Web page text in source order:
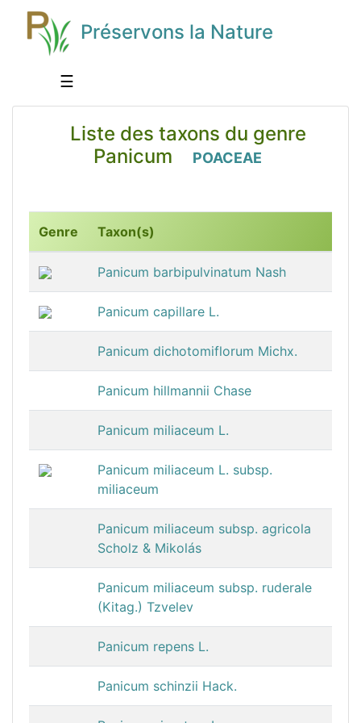
Préservons la Nature
☰
Liste des taxons du genre
Panicum
POACEAE
Genre Taxon(s)
Panicum barbipulvinatum Nash
Panicum capillare L.
Panicum dichotomiflorum Michx.
Panicum hillmannii Chase
Panicum miliaceum L.
Panicum miliaceum L. subsp.
miliaceum
Panicum miliaceum subsp. agricola
Scholz & Mikolás
Panicum miliaceum subsp. ruderale
(Kitag.) Tzvelev
Panicum repens L.
Panicum schinzii Hack.